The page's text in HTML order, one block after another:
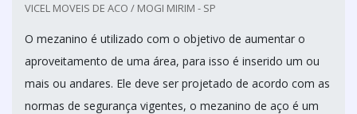
VICEL MOVEIS DE ACO / MOGI MIRIM - SP
O mezanino é utilizado com o objetivo de aumentar o
aproveitamento de uma área, para isso é inserido um ou
mais ou andares. Ele deve ser projetado de acordo com as
normas de segurança vigentes, o mezanino de aço é um